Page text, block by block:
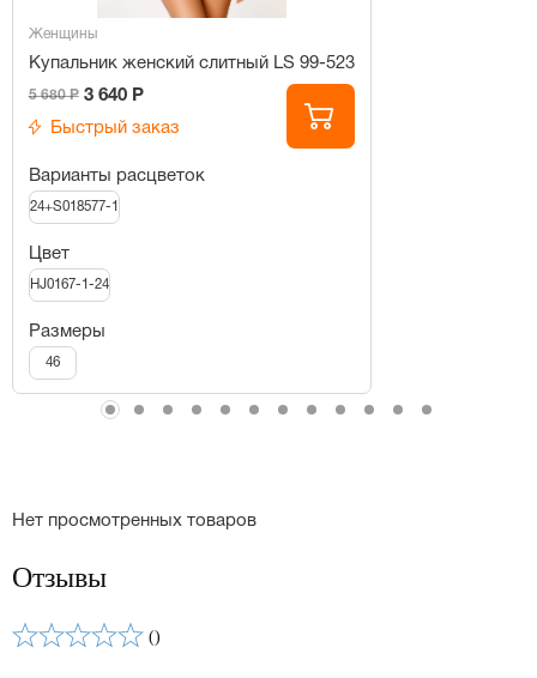
Женщины
Купальник женский слитный LS 99-523
5 680 Р 3 640 Р
Быстрый заказ
Варианты расцветок
24+S018577-1
Цвет
HJ0167-1-24
Размеры
46
Нет просмотренных товаров
Отзывы
()